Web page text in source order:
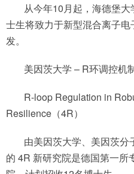
从今年10月起，海德堡
士生将致力于新型混合离子
发。
美因茨大学 – R环调控机
R-loop Regulation in
Resilience（4R）
由美因茨大学、美因茨分
的 4R 新研究院是德国第一所